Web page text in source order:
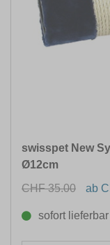
swisspet New
Ø12cm
CHF 35.00
ab
sofort lieferbar